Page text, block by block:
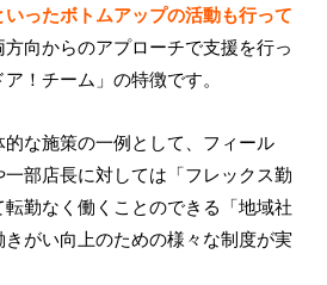
ったボトムアップの活動も行って
方向からのアプローチで支援を行っ
！チーム」の特徴です。
な施策の一例として、フィール
一部店長に対しては「フレックス勤
勤なく働くことのできる「地域社
きがい向上のための様々な制度が実